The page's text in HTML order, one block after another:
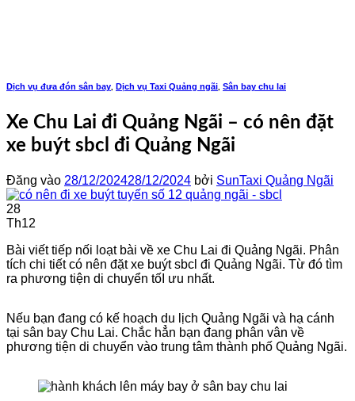
Dịch vụ đưa đón sân bay Dịch vụ Taxi Quảng ngãi Sân bay chu lai
Xe Chu Lai đi Quảng Ngãi – có nên đặt
xe buýt sbcl đi Quảng Ngãi
Đăng vào 28/12/202428/12/2024 bởi SunTaxi Quảng Ngãi
28
Th12
Bài viết tiếp nối loạt bài về xe Chu Lai đi Quảng Ngãi. Phân
tích chi tiết có nên đặt xe buýt sbcl đi Quảng Ngãi. Từ đó tìm
ra phương tiện di chuyển tốI ưu nhất.
Nếu bạn đang có kế hoạch du lịch Quảng Ngãi và hạ cánh
tại sân bay Chu Lai. Chắc hẳn bạn đang phân vân về
phương tiện di chuyển vào trung tâm thành phố Quảng Ngãi.